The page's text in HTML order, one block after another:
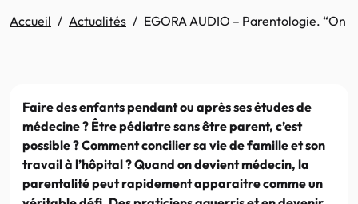
Accueil Actualités EGORA AUDIO – Parentologie. “On
Faire des enfants pendant ou après ses études de
médecine ? Être pédiatre sans être parent, c’est
possible ? Comment concilier sa vie de famille et son
travail à l’hôpital ? Quand on devient médecin, la
parentalité peut rapidement apparaitre comme un